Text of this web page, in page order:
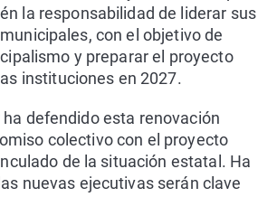
la responsabilidad de liderar sus
con el objetivo de
y preparar el proyecto
instituciones en 2027.
defendido esta renovación
colectivo con el proyecto
de la situación estatal. Ha
nuevas ejecutivas serán clave